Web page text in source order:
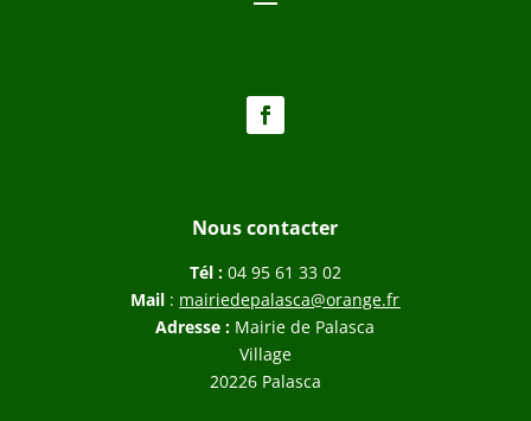
Nous contacter
Tél : 04 95 61 33 02
Mail : mairiedepalasca@orange.fr
Adresse : Mairie de Palasca
Village
20226 Palasca